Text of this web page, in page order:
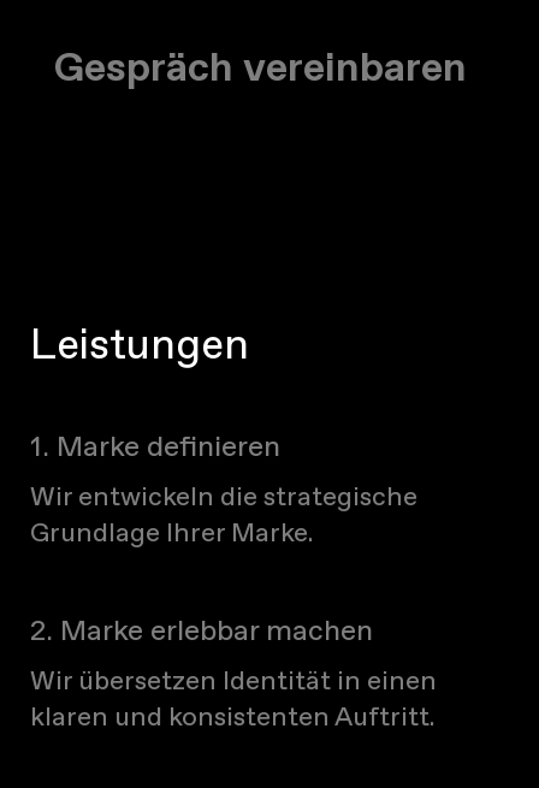
Gespräch vereinbaren
Leistungen
1. Marke definieren
Wir entwickeln die strategische
Grundlage Ihrer Marke.
2. Marke erlebbar machen
Wir übersetzen Identität in einen
klaren und konsistenten Auftritt.